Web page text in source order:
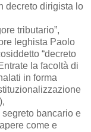
decreto dirigista lo
tributario”,
leghista Paolo
“decreto
la facoltà di
in forma
bancario e
come e